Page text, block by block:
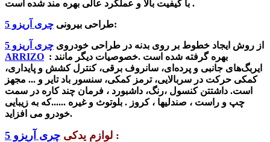
با کیفیت بالا و عملکرد عالی بهره مند شده است .
طراحی بیرونی چری آریزو 5 :
از روش ایجاد خطوط بر روی بدنه در طراحی خودروی
چری آریزو 5
ARRIZO بهره گرفته شده است .خصوصیات دیگر مانند :
ایربگ‌های جانبی و پرده‌ای، سانروف برقی، کنترل کشش و پایداری،
کمکی حرکت در سربالایی، ترمز کمکی، سنسور باد تایر و ... مجهز
است. داشتتن کنسول ،رنگ، داشبورد ، فرمان چند کاره در سمت
چپ و راست ، صندلی­ها ، کروز . بلوتوث و غیره ......که به زیبایی
خودرو می افزاید.
لوازم یدکی چری آریزو 5 :